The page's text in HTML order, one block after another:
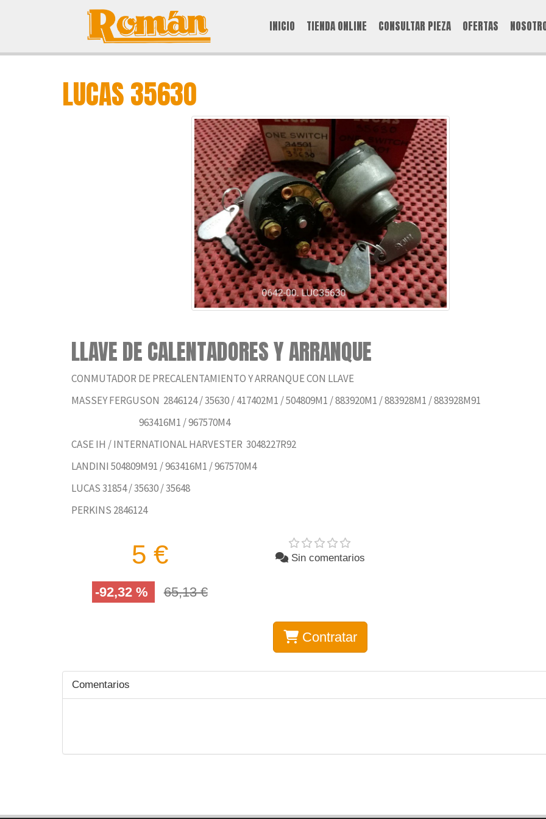
INICIO TIENDA ONLINE CONSULTAR PIEZA OFERTAS
LUCAS 35630
LLAVE DE CALENTADORES Y ARRANQUE
CONMUTADOR DE PRECALENTAMIENTO Y ARRANQUE CON LLAVE
MASSEY FERGUSON 2846124 / 35630 / 417402M1 / 504809M1 / 883920M1 / 883928M1 / 883928M91
963416M1 / 967570M4
CASE IH / INTERNATIONAL HARVESTER 3048227R92
LANDINI 504809M91 / 963416M1 / 967570M4
LUCAS 31854 / 35630 / 35648
PERKINS 2846124
5 €
-92,32 % 65,13 €
Sin comentarios
Contratar
Comentarios